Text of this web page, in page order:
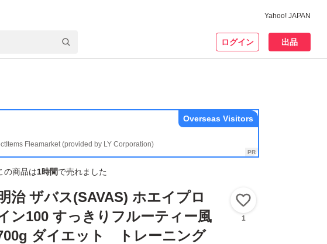
Yahoo! JAPAN
ログイン 出品
Fleamarket (provided by LY Corporation)
Overseas Visitors
の商品は1時間で売れました
治 ザバス(SAVAS) ホエイプロ
ン100 すっきりフルーティー風
ダイエット トレーニング
1